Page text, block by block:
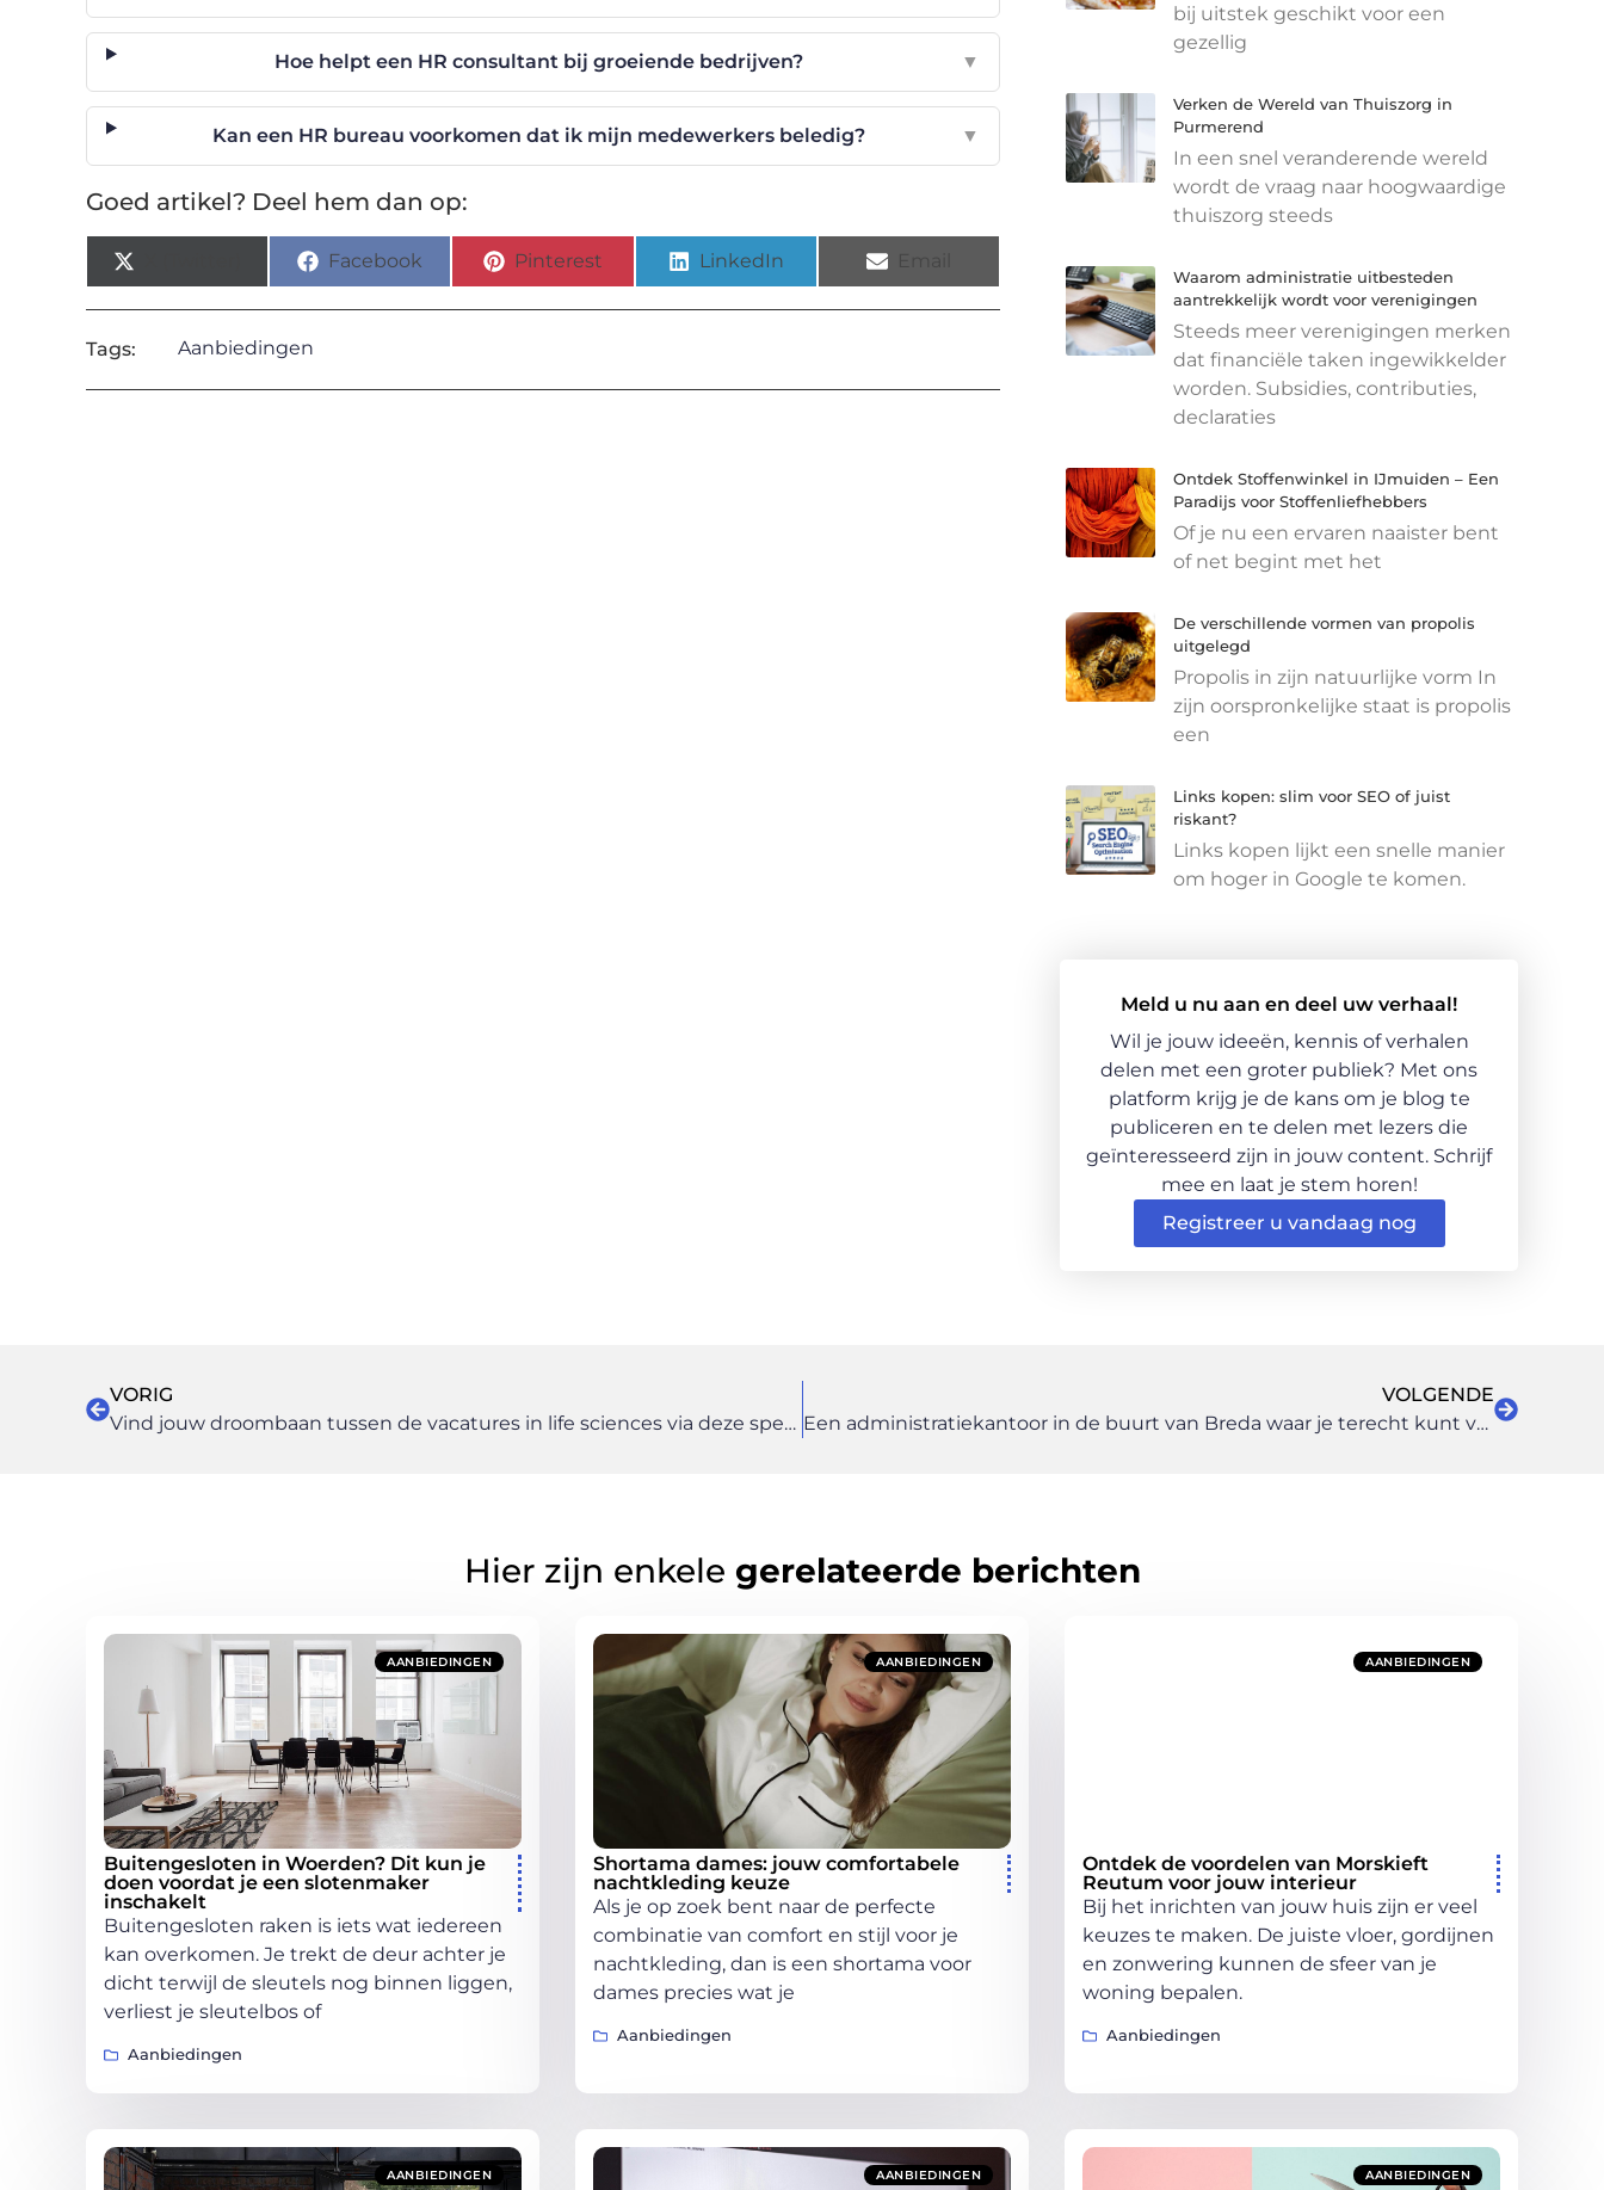
Hoe helpt een HR consultant bij groeiende bedrijven? ▼
Kan een HR bureau voorkomen dat ik mijn medewerkers beledig? ▼
Goed artikel? Deel hem dan op:
Facebook Pinterest LinkedIn
Tags: Aanbiedingen
bij uitstek geschikt voor een
gezellig
Verken de Wereld van Thuiszorg in
Purmerend
In een snel veranderende wereld
wordt de vraag naar hoogwaardige
thuiszorg steeds
Waarom administratie uitbesteden
aantrekkelijk wordt voor verenigingen
Steeds meer verenigingen merken
dat financiële taken ingewikkelder
worden. Subsidies, contributies,
declaraties
Ontdek Stoffenwinkel in IJmuiden – Een
Paradijs voor Stoffenliefhebbers
Of je nu een ervaren naaister bent
of net begint met het
De verschillende vormen van propolis
uitgelegd
Propolis in zijn natuurlijke vorm In
zijn oorspronkelijke staat is propolis
een
Links kopen: slim voor SEO of juist
riskant?
Links kopen lijkt een snelle manier
om hoger in Google te komen.
Meld u nu aan en deel uw verhaal!
Wil je jouw ideeën, kennis of verhalen
delen met een groter publiek? Met ons
platform krijg je de kans om je blog te
publiceren en te delen met lezers die
geïnteresseerd zijn in jouw content. Schrijf
mee en laat je stem horen!
Registreer u vandaag nog
VORIG
Vind jouw droombaan tussen de vacatures in life sciences via deze specialist
VOLGENDE
Een administratiekantoor in de buurt van Breda waar je terecht kunt voor deskundig belastingadvies
Hier zijn enkele gerelateerde berichten
AANBIEDINGEN
Buitengesloten in Woerden? Dit kun je
doen voordat je een slotenmaker
inschakelt
Buitengesloten raken is iets wat iedereen
kan overkomen. Je trekt de deur achter je
dicht terwijl de sleutels nog binnen liggen,
verliest je sleutelbos of
Aanbiedingen
AANBIEDINGEN
Shortama dames: jouw comfortabele
nachtkleding keuze
Als je op zoek bent naar de perfecte
combinatie van comfort en stijl voor je
nachtkleding, dan is een shortama voor
dames precies wat je
Aanbiedingen
AANBIEDINGEN
Ontdek de voordelen van Morskieft
Reutum voor jouw interieur
Bij het inrichten van jouw huis zijn er veel
keuzes te maken. De juiste vloer, gordijnen
en zonwering kunnen de sfeer van je
woning bepalen.
Aanbiedingen
AANBIEDINGEN AANBIEDINGEN AANBIEDINGEN